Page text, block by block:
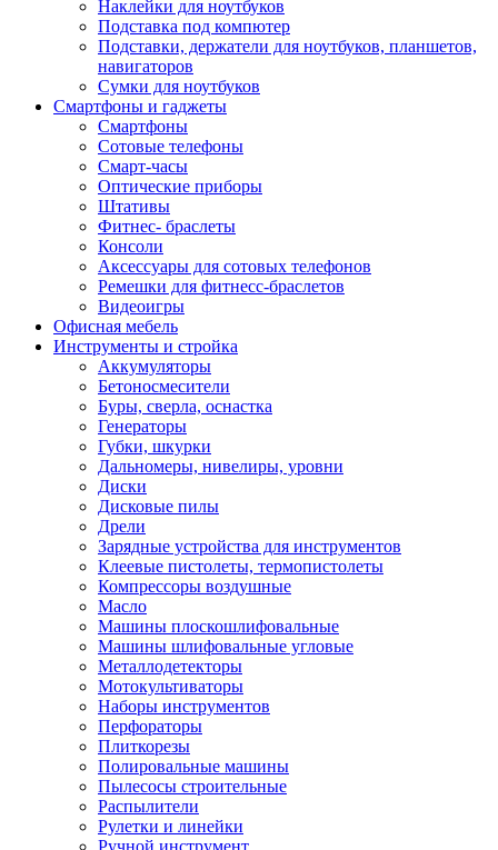
Наклейки для ноутбуков
Подставка под компютер
Подставки, держатели для ноутбуков, планшетов,
навигаторов
Сумки для ноутбуков
Смартфоны и гаджеты
Смартфоны
Сотовые телефоны
Смарт-часы
Оптические приборы
Штативы
Фитнес- браслеты
Консоли
Аксессуары для сотовых телефонов
Ремешки для фитнесс-браслетов
Видеоигры
Офисная мебель
Инструменты и стройка
Аккумуляторы
Бетоносмесители
Буры, сверла, оснастка
Генераторы
Губки, шкурки
Дальномеры, нивелиры, уровни
Диски
Дисковые пилы
Дрели
Зарядные устройства для инструментов
Клеевые пистолеты, термопистолеты
Компрессоры воздушные
Масло
Машины плоскошлифовальные
Машины шлифовальные угловые
Металлодетекторы
Мотокультиваторы
Наборы инструментов
Перфораторы
Плиткорезы
Полировальные машины
Пылесосы строительные
Распылители
Рулетки и линейки
Ручной инструмент